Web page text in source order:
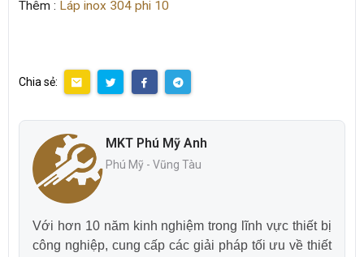
Thêm : Láp inox 304 phi 10
Chia sẻ:
MKT Phú Mỹ Anh
Phú Mỹ - Vũng Tàu
Với hơn 10 năm kinh nghiệm trong lĩnh vực thiết bị
công nghiệp, cung cấp các giải pháp tối ưu về thiết